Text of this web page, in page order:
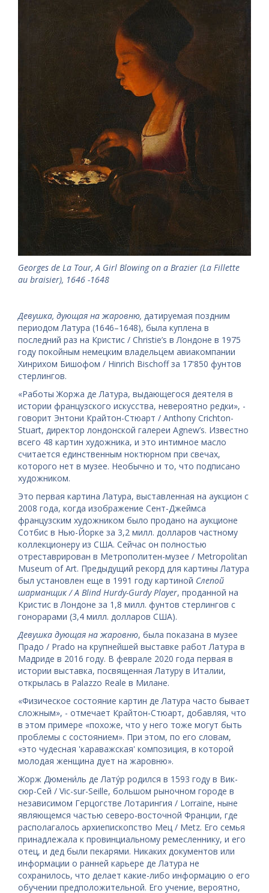
Georges de La Tour, A Girl Blowing on a Brazier (La Fillette
au braisier), 1646 -1648
Девушка, дующая на жаровню, датируемая поздним
периодом Латура (1646–1648), была куплена в
последний раз на Кристис / Christie’s в Лондоне в 1975
году покойным немецким владельцем авиакомпании
Хинрихом Бишофом / Hinrich Bischoff за 17'850 фунтов
стерлингов.
«Работы Жоржа де Латура, выдающегося деятеля в
истории французского искусства, невероятно редки», -
говорит Энтони Крайтон-Стюарт / Anthony Crichton-
Stuart, директор лондонской галереи Agnew’s. Известно
всего 48 картин художника, и это интимное масло
считается единственным ноктюрном при свечах,
которого нет в музее. Необычно и то, что подписано
художником.
Это первая картина Латура, выставленная на аукцион с
2008 года, когда изображение Сент-Джеймса
французским художником было продано на аукционе
Сотбис в Нью-Йорке за 3,2 милл. долларов частному
коллекционеру из США. Сейчас он полностью
отреставрирован в Метрополитен-музее / Metropolitan
Museum of Art. Предыдущий рекорд для картины Латура
был установлен еще в 1991 году картиной Слепой
шарманщик / A Blind Hurdy-Gurdy Player, проданной на
Кристис в Лондоне за 1,8 милл. фунтов стерлингов с
гонорарами (3,4 милл. долларов США).
Девушка дующая на жаровню, была показана в музее
Прадо / Prado на крупнейшей выставке работ Латура в
Мадриде в 2016 году. В феврале 2020 года первая в
истории выставка, посвященная Латуру в Италии,
открылась в Palazzo Reale в Милане.
«Физическое состояние картин де Латура часто бывает
сложным», - отмечает Крайтон-Стюарт, добавляя, что
в этом примере «похоже, что у него тоже могут быть
проблемы с состоянием». При этом, по его словам,
«это чудесная 'караважская' композиция, в которой
молодая женщина дует на жаровню».
Жорж Дюмени́ль де Лату́р родился в 1593 году в Вик-
сюр-Сей / Vic-sur-Seille, большом рыночном городе в
независимом Герцогстве Лотарингия / Lorraine, ныне
являющемся частью северо-восточной Франции, где
располагалось архиепископство Мец / Metz. Его семья
принадлежала к провинциальному ремесленнику, и его
отец, и дед были пекарями. Никаких документов или
информации о ранней карьере де Латура не
сохранилось, что делает какие-либо информацию о его
обучении предположительной. Его учение, вероятно,